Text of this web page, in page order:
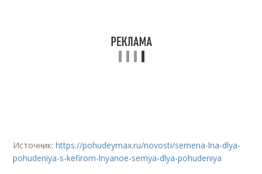
Источник:https://pohudeymax.ru/novosti/semena-lna-dlya-
pohudeniya-s-kefirom-lnyanoe-semya-dlya-pohudeniya